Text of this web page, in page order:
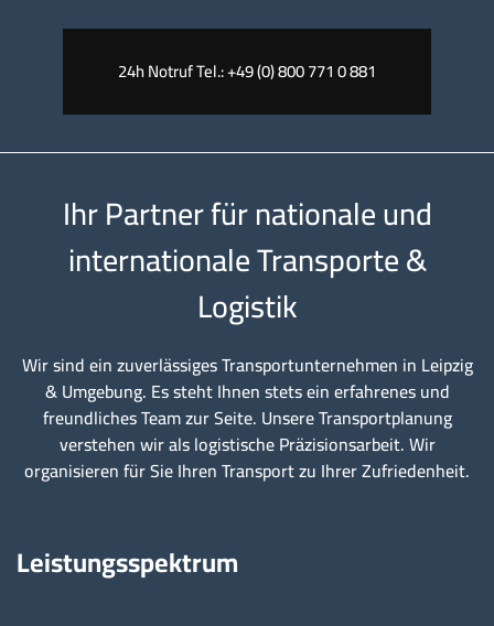
24h Notruf Tel.: +49 (0) 800 771 0 881
Ihr Partner für nationale und
internationale Transporte &
Logistik
Wir sind ein zuverlässiges Transportunternehmen in Leipzig
& Umgebung. Es steht Ihnen stets ein erfahrenes und
freundliches Team zur Seite. Unsere Transportplanung
verstehen wir als logistische Präzisionsarbeit. Wir
organisieren für Sie Ihren Transport zu Ihrer Zufriedenheit.
Leistungsspektrum